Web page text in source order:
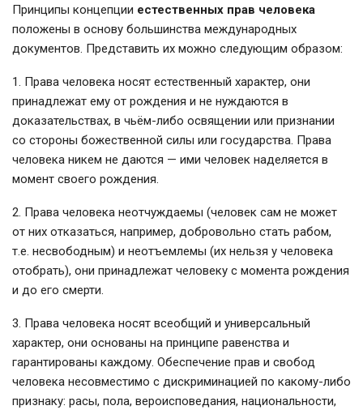
Принципы концепции естественных прав человека
положены в основу большинства международных
документов. Представить их можно следующим образом:
1. Права человека носят естественный характер, они
принадлежат ему от рождения и не нуждаются в
доказательствах, в чьём-либо освящении или признании
со стороны божественной силы или государства. Права
человека никем не даются — ими человек наделяется в
момент своего рождения.
2. Права человека неотчуждаемы (человек сам не может
от них отказаться, например, добровольно стать рабом,
т.е. несвободным) и неотъемлемы (их нельзя у человека
отобрать), они принадлежат человеку с момента рождения
и до его смерти.
3. Права человека носят всеобщий и универсальный
характер, они основаны на принципе равенства и
гарантированы каждому. Обеспечение прав и свобод
человека несовместимо с дискриминацией по какому-либо
признаку: расы, пола, вероисповедания, национальности,